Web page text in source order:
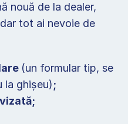
nouă de la dealer,
tot ai nevoie de
(un formular tip, se
la ghișeu);